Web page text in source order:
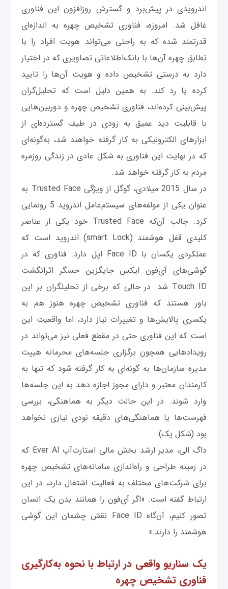
اندرویدی در پیش‌برد و گسترش روزافزون این فناوری
غافل شد. امروزه، فناوری تشخیص چهره به اندازه‌ای
قدرتمند شده که به راحتی می‌تواند هویت افراد را با
تطابق چهره آن‌ها با بانک‌‌اطلاعاتی تصاویری که در اختیار
دارد به درستی تشخیص داده و هویت آن‌ها را تایید
کرده یا رد کند. به همین دلیل است که تحلیل‌گران
پیش‌بینی کرده‌اند، فناوری تشخیص چهره و دوربین‌هایی
با قابلیت دید عمیق به زودی در طیف گسترده‌ای از
ابزارهای الکترونیکی به کار گرفته خواهند شد، به‌گونه‌ای
که در نهایت این فناوری به شکل عادی در زندگی روزمره
مردم به کار گرفته خواهد شد.
در سال 2015 میلادی، گوگل از ویژگی Trusted Face به
عنوان یکی از مولفه‌های سیستم‌عامل اندروید 5 رونمایی
کرد. جالب آن‌که Trusted Face خود یکی از عناصر
کلیدی قفل هوشمند (smart Lock) اندروید است که
عملکردی یکسان با Face ID اپل دارد. فناوری که در
گوشی‌های آی‌فون ایکس جایگزین حسگر اثرانگشت
Touch ID شد. در حالی که برخی از تحلیلگران بر این
باور هستند که فناوری تشخیص چهره هنوز هم به
یکسری پالایش‌ها و تغییرات نیاز دارد، اما واقعیت این
است که این فناوری حتی در مقطع فعلی نیز می‌تواند در
رویدادهایی همچون برگزاری جلسه‌های محرمانه هییت
مدیره سازمان‌ها به گونه‌ای به کار گرفته شود که تنها به
کارمندان معتبر و دارای مجوز اجازه دهد به این‌ جلسه‌ها
وارد شوند. در این حالت دیگر به هماهنگی، بررسی
فهرست‌ها یا هماهنگی‌های دقیقه نودی نیازی نخواهد
بود (شکل یک).
داگ الی، مدیر ارشد بخش مالی استارت‌آپ Ever AI که
در زمینه طراحی و راه‌اندازی سامانه‌های تشخیص چهره
برای شرکت‌های مختلف به فعالیت اشتغال دارد، در این
ارتباط گفته است: «اگر آی‌فون را همانند بدن یک انسان
تصور کنیم، آن‌گاه Face ID نقش چشمان این گوشی
هوشمند را دارند.»
یک سناریو واقعی در ارتباط با نحوه به‌کارگیری
فناوری تشخیص چهره